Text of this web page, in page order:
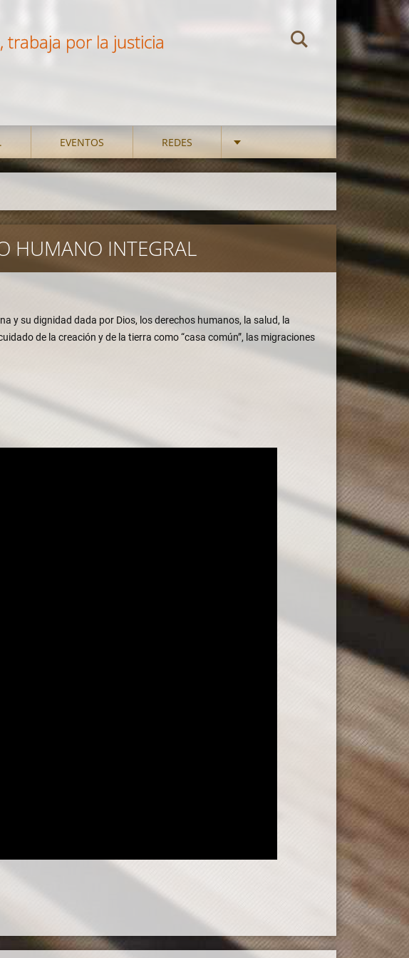
trabaja por la justicia
EVENTOS REDES
HUMANO INTEGRAL
y su dignidad dada por Dios, los derechos humanos, la salud, la
de la creación y de la tierra como “casa común”, las migraciones